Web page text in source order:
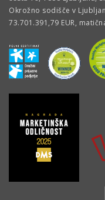
Okrožno sodišče v
73.701.391,79 EUR,